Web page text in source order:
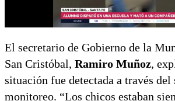
El secretario de Gobierno de la
San Cristóbal, Ramiro Muñoz,
situación fue detectada a través del
monitoreo. “Los chicos estaban